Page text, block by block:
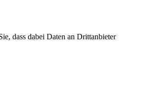
dass dabei Daten an Drittanbieter